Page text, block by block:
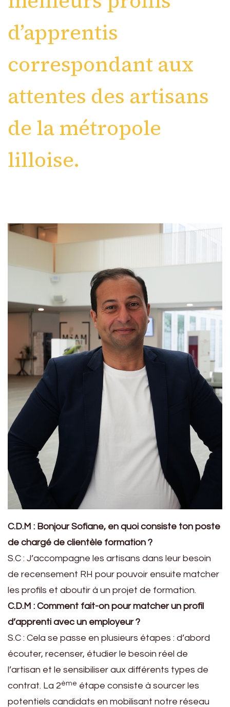
d’apprentis
correspondant aux
attentes des artisans
de la métropole
lilloise.
C.D.M : Bonjour Sofiane, en quoi consiste ton poste
de chargé de clientèle formation ?
S.C : J’accompagne les artisans dans leur besoin
de recensement RH pour pouvoir ensuite matcher
les profils et aboutir à un projet de formation.
C.D.M : Comment fait-on pour matcher un profil
d’apprenti avec un employeur ?
S.C : Cela se passe en plusieurs étapes : d’abord
écouter, recenser, étudier le besoin réel de
l’artisan et le sensibiliser aux différents types de
contrat. La 2ème étape consiste à sourcer les
potentiels candidats en mobilisant notre réseau